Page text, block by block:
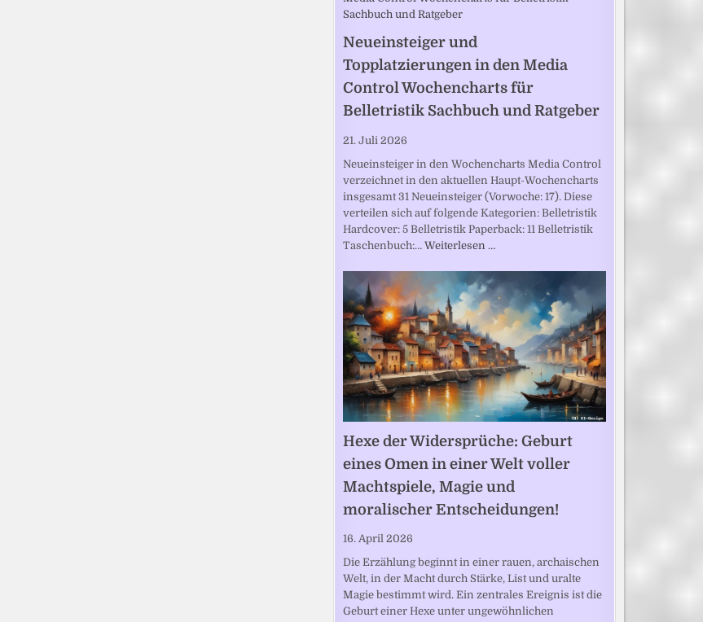
Neueinsteiger und
Topplatzierungen in den Media
Control Wochencharts für
Belletristik Sachbuch und Ratgeber
21. Juli 2026
Neueinsteiger in den Wochencharts Media Control
verzeichnet in den aktuellen Haupt-Wochencharts
insgesamt 31 Neueinsteiger (Vorwoche: 17). Diese
verteilen sich auf folgende Kategorien: Belletristik
Hardcover: 5 Belletristik Paperback: 11 Belletristik
Taschenbuch:… Weiterlesen …
Hexe der Widersprüche: Geburt
eines Omen in einer Welt voller
Machtspiele, Magie und
moralischer Entscheidungen!
16. April 2026
Die Erzählung beginnt in einer rauen, archaischen
Welt, in der Macht durch Stärke, List und uralte
Magie bestimmt wird. Ein zentrales Ereignis ist die
Geburt einer Hexe unter ungewöhnlichen